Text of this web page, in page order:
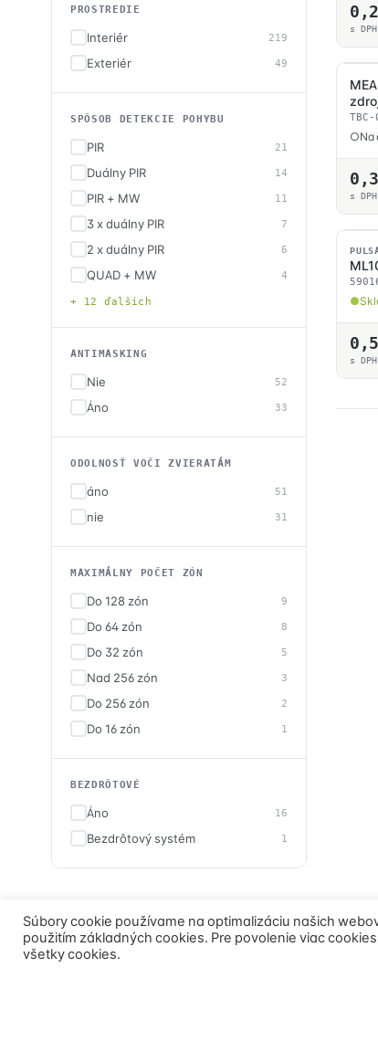
PROSTREDIE
Interiér 219
Exteriér 49
SPÔSOB DETEKCIE POHYBU
PIR 21
Duálny PIR 14
PIR + MW 11
3 x duálny PIR 7
2 x duálny PIR 6
QUAD + MW 4
+ 12 ďalších
ANTIMASKING
Nie 52
Áno 33
ODOLNOSŤ VOČI ZVIERATÁM
áno 51
nie 31
MAXIMÁLNY POČET ZÓN
Do 128 zón 9
Do 64 zón 8
Do 32 zón 5
Nad 256 zón 3
Do 256 zón 2
Do 16 zón 1
BEZDRÔTOVÉ
Áno 16
Bezdrôtový systém 1
s
TBC-
Na
s
s
Súbory cookie používame na optimalizáciu našich
použitím základných cookies. Pre povolenie viac
všetky cookies.